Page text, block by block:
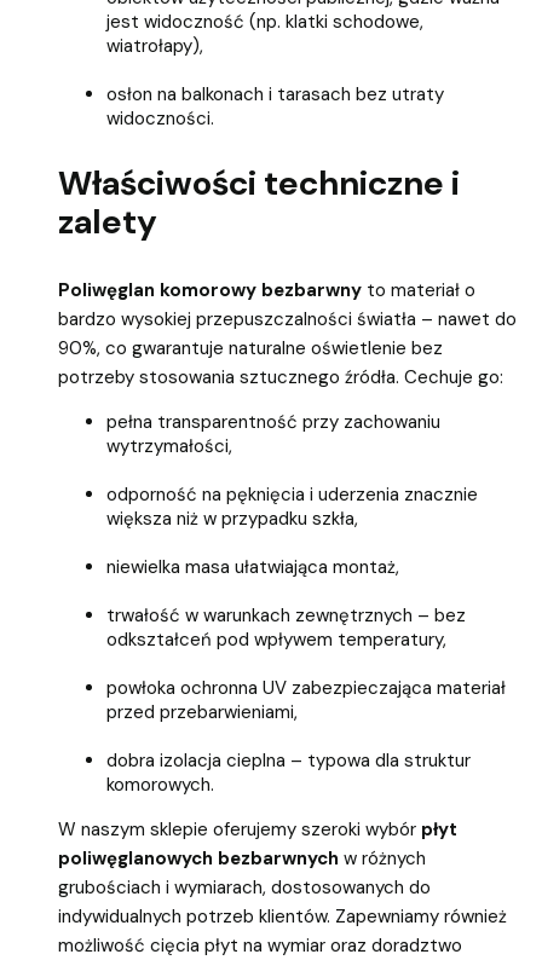
jest widoczność (np. klatki schodowe,
wiatrołapy),
osłon na balkonach i tarasach bez utraty
widoczności.
Właściwości techniczne i
zalety
Poliwęglan komorowy bezbarwny to materiał o
bardzo wysokiej przepuszczalności światła – nawet do
90%, co gwarantuje naturalne oświetlenie bez
potrzeby stosowania sztucznego źródła. Cechuje go:
pełna transparentność przy zachowaniu
wytrzymałości,
odporność na pęknięcia i uderzenia znacznie
większa niż w przypadku szkła,
niewielka masa ułatwiająca montaż,
trwałość w warunkach zewnętrznych – bez
odkształceń pod wpływem temperatury,
powłoka ochronna UV zabezpieczająca materiał
przed przebarwieniami,
dobra izolacja cieplna – typowa dla struktur
komorowych.
W naszym sklepie oferujemy szeroki wybór płyt
poliwęglanowych bezbarwnych w różnych
grubościach i wymiarach, dostosowanych do
indywidualnych potrzeb klientów. Zapewniamy również
możliwość cięcia płyt na wymiar oraz doradztwo